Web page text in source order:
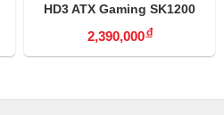
HD3 ATX Gaming SK1200
2,390,000đ